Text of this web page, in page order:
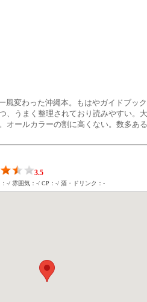
風変わった沖縄本。もはやガイドブッ
、うまく整理されており読みやすい。
オールカラーの割に高くない。数多あ